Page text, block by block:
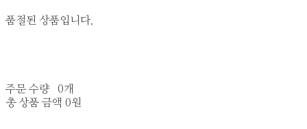
품절된 상품입니다.
주문 수량
0개
총 상품 금액 0원